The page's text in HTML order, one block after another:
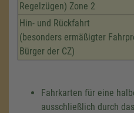
Regelzügen) Zone 2
Hin- und Rückfahrt
(besonders ermäßigter
Bürger der CZ)
Fahrkarten für eine
ausschließlich durch